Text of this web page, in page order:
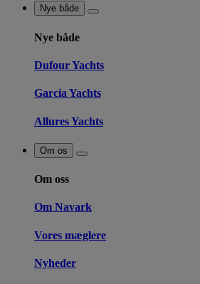
Nye både
Nye både
Dufour Yachts
Garcia Yachts
Allures Yachts
Om os
Om oss
Om Navark
Vores mæglere
Nyheder